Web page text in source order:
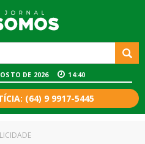
DE 2026 14:40
(64) 9 9917-5445